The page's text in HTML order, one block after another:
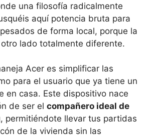
una filosofía radicalmente
aquí potencia bruta para
de forma local, porque la
lado totalmente diferente.
Acer es simplificar las
para el usuario que ya tiene un
en casa. Este dispositivo nace
de ser el compañero ideal de
, permitiéndote llevar tus partidas
de la vivienda sin las